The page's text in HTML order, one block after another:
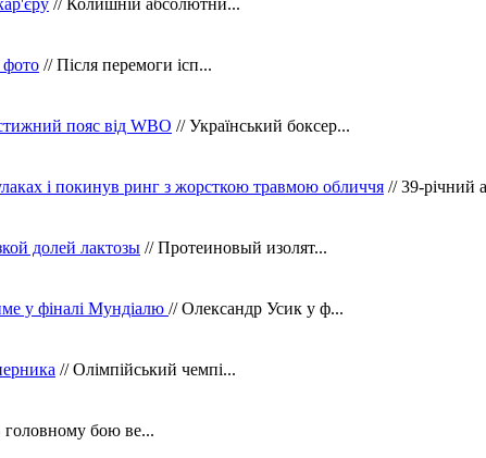
фото // Після перемоги ісп...
пояс від WBO // Український боксер...
і покинув ринг з жорсткою травмою обличчя // 39-річний
долей лактозы // Протеиновый изолят...
у фіналі Мундіалю // Олександр Усик у ф...
// Олімпійський чемпі...
головному бою ве...